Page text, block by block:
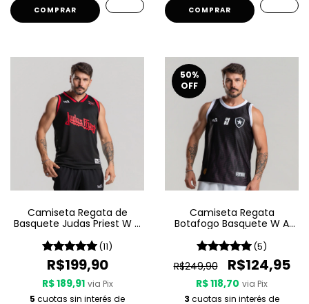
COMPRAR COMPRAR
Camiseta Regata de
Basquete Judas Priest W A
(11)
R$199,90
R$ 189,91 via Pix
5 cuotas sin interés de
50%
OFF
Camiseta Regata
Botafogo Basquete W A
(5)
R$249,90 R$124,95
R$ 118,70 via Pix
3 cuotas sin interés de